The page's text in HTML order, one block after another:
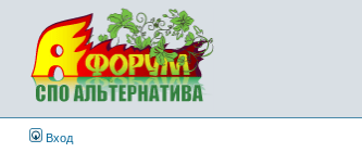
Вход